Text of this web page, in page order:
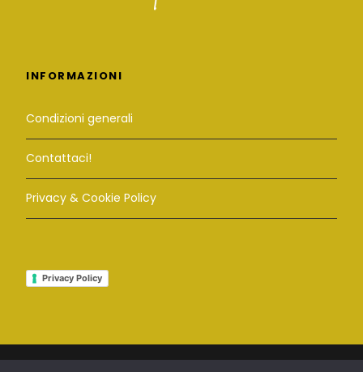
INFORMAZIONI
Condizioni generali
Contattaci!
Privacy & Cookie Policy
Privacy Policy